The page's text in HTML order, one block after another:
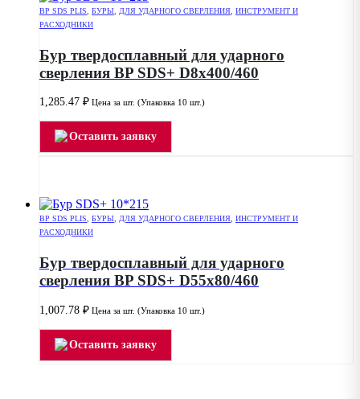
BP SDS PLIS БУРЫ ДЛЯ УДАРНОГО СВЕРЛЕНИЯ ИНСТРУМЕНТ И
РАСХОДНИКИ
Бур твердосплавный для ударного
сверления BP SDS+ D8x400/460
1,285.47 ₽ Цена за шт. (Упаковка 10 шт.)
Оставить заявку
BP SDS PLIS, БУРЫ, ДЛЯ УДАРНОГО СВЕРЛЕНИЯ, ИНСТРУМЕНТ И
РАСХОДНИКИ
Бур твердосплавный для ударного
сверления BP SDS+ D55x80/460
1,007.78 ₽ Цена за шт. (Упаковка 10 шт.)
Оставить заявку